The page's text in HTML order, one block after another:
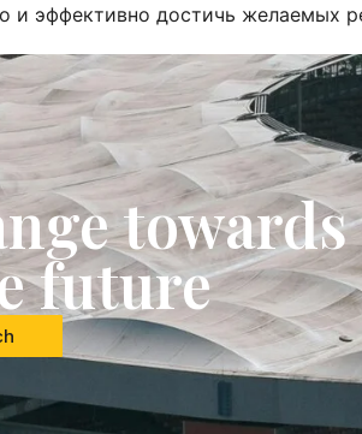
эффективно достичь желаемых
towards
future